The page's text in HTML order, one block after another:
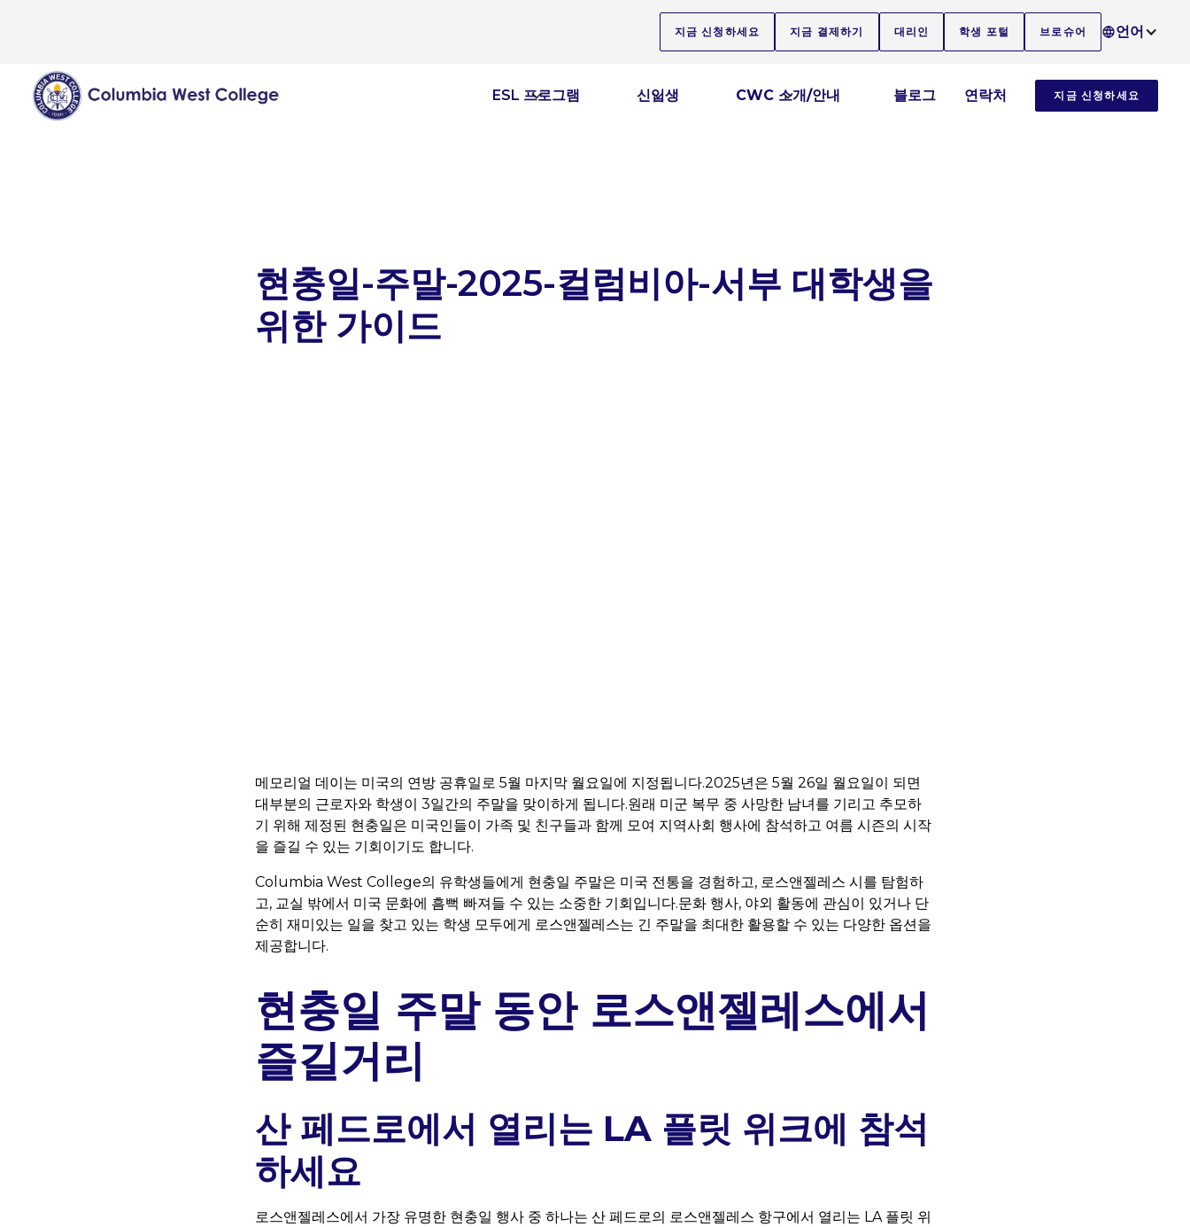
지금 신청하세요 지금 결제하기 대리인 학생 포털 브로슈어 언어
ESL 프로그램 신입생 CWC 소개/안내 블로그 연락처 지금 신청하세요
현충일-주말-2025-컬럼비아-서부 대학생을
위한 가이드
메모리얼 데이는 미국의 연방 공휴일로 5월 마지막 월요일에 지정됩니다.2025년은 5월 26일 월요일이 되면
대부분의 근로자와 학생이 3일간의 주말을 맞이하게 됩니다.원래 미군 복무 중 사망한 남녀를 기리고 추모하
기 위해 제정된 현충일은 미국인들이 가족 및 친구들과 함께 모여 지역사회 행사에 참석하고 여름 시즌의 시작
을 즐길 수 있는 기회이기도 합니다.
Columbia West College의 유학생들에게 현충일 주말은 미국 전통을 경험하고, 로스앤젤레스 시를 탐험하
고, 교실 밖에서 미국 문화에 흠뻑 빠져들 수 있는 소중한 기회입니다.문화 행사, 야외 활동에 관심이 있거나 단
순히 재미있는 일을 찾고 있는 학생 모두에게 로스앤젤레스는 긴 주말을 최대한 활용할 수 있는 다양한 옵션을
제공합니다.
현충일 주말 동안 로스앤젤레스에서
즐길거리
산 페드로에서 열리는 LA 플릿 위크에 참석
하세요
로스앤젤레스에서 가장 유명한 현충일 행사 중 하나는 산 페드로의 로스앤젤레스 항구에서 열리는 LA 플릿 위